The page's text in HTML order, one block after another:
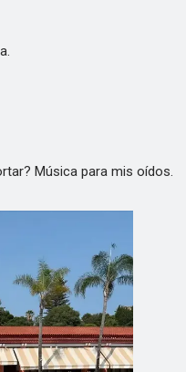
Música para mis oídos.